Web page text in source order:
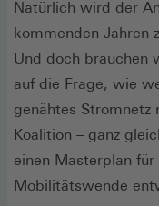
Natürlich wird der
kommenden Jahren
Und doch brauchen
auf die Frage, wie
genähtes Stromnetz
Koalition – ganz
einen Masterplan
Mobilitätswende